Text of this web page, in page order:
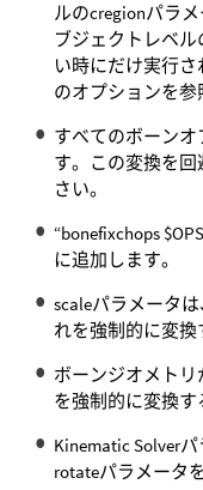
ルのcregionパラ
ブジェクトレベ
い時にだけ実行
のオプションを参
すべてのボーン
す。この変換を
さい。
“bonefixchops
に追加します。
scaleパラメータ
れを強制的に変換
ボーンジオメト
を強制的に変換す
Kinematic Solver
rotateパラメータ